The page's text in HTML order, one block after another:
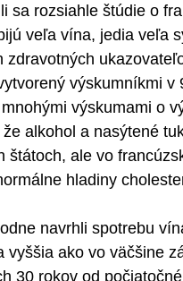
sa rozsiahle štúdie o
veľa vína, jedia veľa
zdravotných
výskumníkmi
výskumami o
alkohol a nasýtené
štátoch, ale vo
hladiny
navrhli spotrebu
vyššia ako vo väčšine
30 rokov od